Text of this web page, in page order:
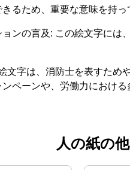
るため、重要な意味を持っ
ンの言及: この絵文字に
文字は、消防士を表すた
ペーンや、労働力におけ
人の紙の